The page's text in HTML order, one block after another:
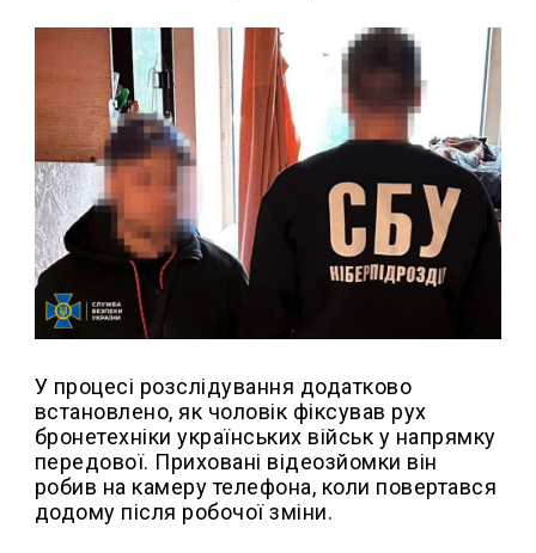
У процесі розслідування додатково
встановлено, як чоловік фіксував рух
бронетехніки українських військ у напрямку
передової. Приховані відеозйомки він
робив на камеру телефона, коли повертався
додому після робочої зміни.